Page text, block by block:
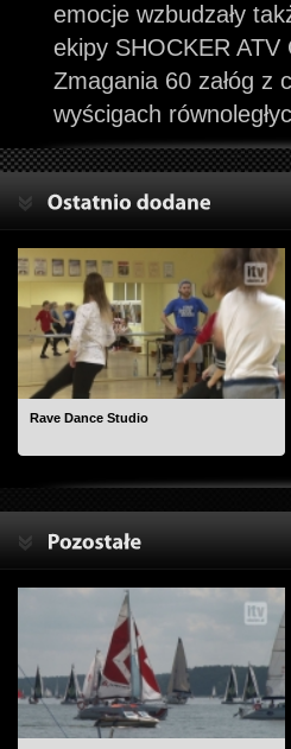
emocje wzbudzały
ekipy SHOCKER
Zmagania 60 załóg z
wyścigach
Rave Dance Studio